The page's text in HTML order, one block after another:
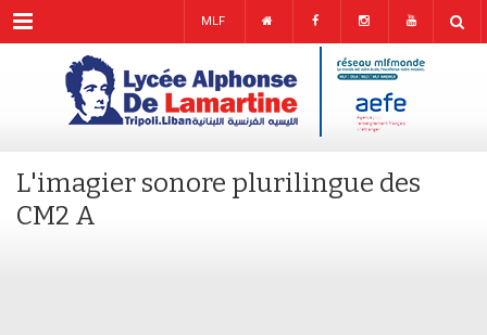
Menu MLF
L'imagier sonore plurilingue des
CM2 A